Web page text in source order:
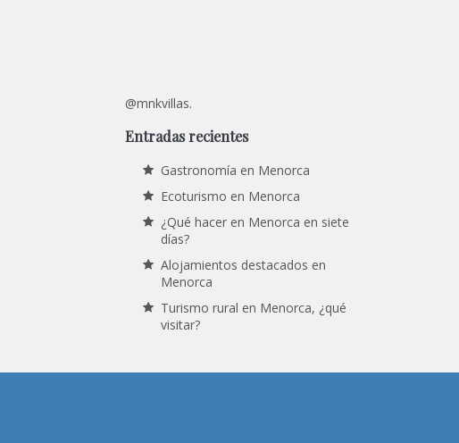
@mnkvillas.
Entradas recientes
Gastronomía en Menorca
Ecoturismo en Menorca
¿Qué hacer en Menorca en siete
días?
Alojamientos destacados en
Menorca
Turismo rural en Menorca, ¿qué
visitar?